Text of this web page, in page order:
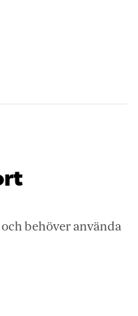
behöver använda